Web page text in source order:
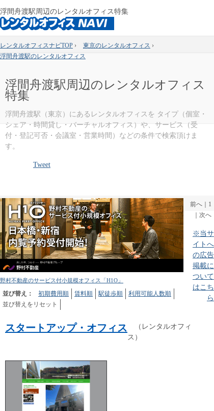
浮間舟渡駅周辺のレンタルオフィス特集
レンタルオフィスナビTOP › 東京のレンタルオフィス ›
浮間舟渡駅のレンタルオフィス
浮間舟渡駅周辺のレンタルオフィス
特集
浮間舟渡駅（東京）にあるレンタルオフィスを タイプ（個室・
シェア・時間貸し・バーチャルオフィス）や、サービス（受
付・登記可否・会議室・営業時間）などの条件で検索頂けま
す。
Tweet
野村不動産のサービス付小規模オフィス「H1O」
並び替え： 初期費用順 賃料順 駅徒歩順
利用可能人数順
並び替えをリセット
前へ
1
次へ
※当サ
イトへ
の広告
掲載に
ついて
はこち
ら
スタートアップ・オフィス （レンタルオフィ
ス）